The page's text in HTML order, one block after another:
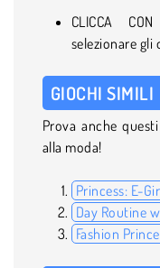
CLICCA
selezionare gli
GIOCHI SIMILI
Prova anche
alla moda!
Princess: E-
Day Routine
Fashion